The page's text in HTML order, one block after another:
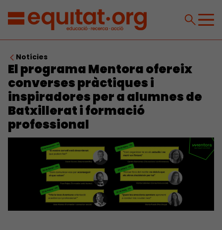
Notícies
El programa Mentora ofereix
converses pràctiques i
inspiradores per a alumnes de
Batxillerat i formació
professional